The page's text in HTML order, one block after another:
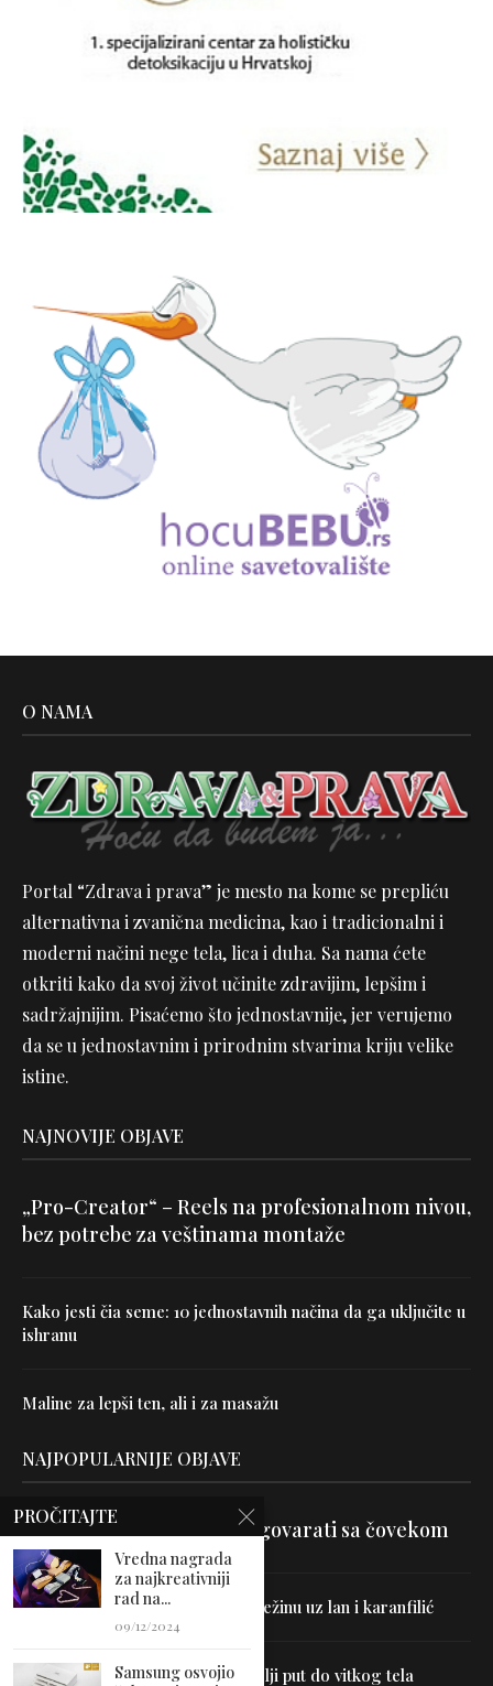
O NAMA
Portal “Zdrava i prava” je mesto na kome se prepliću
alternativna i zvanična medicina, kao i tradicionalni i
moderni načini nege tela, lica i duha. Sa nama ćete
otkriti kako da svoj život učinite zdravijim, lepšim i
sadržajnijim. Pisaćemo što jednostavnije, jer verujemo
da se u jednostavnim i prirodnim stvarima kriju velike
istine.
NAJNOVIJE OBJAVE
„Pro-Creator“ – Reels na profesionalnom nivou,
bez potrebe za veštinama montaže
Kako jesti čia seme: 10 jednostavnih načina da ga uključite u
ishranu
Maline za lepši ten, ali i za masažu
NAJPOPULARNIJE OBJAVE
Velika je veština znati razgovarati sa čovekom
Uništite parazite i normalizujte težinu uz lan i karanfilić
Dr Hajder: Akupunktura je najbolji put do vitkog tela
PROČITAJTE
Vredna nagrada
za najkreativniji
rad na...
09/12/2024
Samsung osvojio